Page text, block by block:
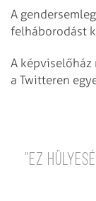
A
felháborodást
A
a Twitteren
"Ez